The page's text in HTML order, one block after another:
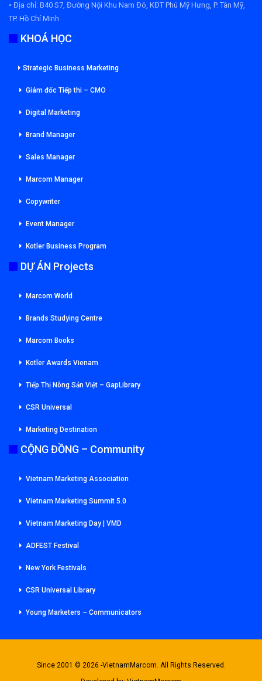
• Địa chỉ: B40 S7, Đường Nội Khu Nam Đô, KĐT Phú Mỹ Hưng, P. Tân Mỹ,
TP. Hồ Chí Minh
KHOÁ HỌC
Strategic Business Marketing
Giám đốc Tiếp thi – CMO
Digital Marketing
Brand Manager
Sales Manager
Marcom Manager
Copywriter
Event Manager
Kotler Business Program
DỰ ÁN Projects
Marcom World
Brands Studying Centre
Marcom Books
Kotler Awards Vienam
Tiếp Thị Nông Sản Việt – GapLibrary
CSR Universal
Marketing Destination
CỘNG ĐỒNG – Community
Vietnam Marketing Association
Vietnam Marketing Summit 5.0
Vietnam Marketing Day | VMD
ADFEST Festival
New York Festivals
CSR Universal Library
Young Marketers – Communicators
Since 2001 © 2026 -VietnamMarcom. All Rights Reserved.